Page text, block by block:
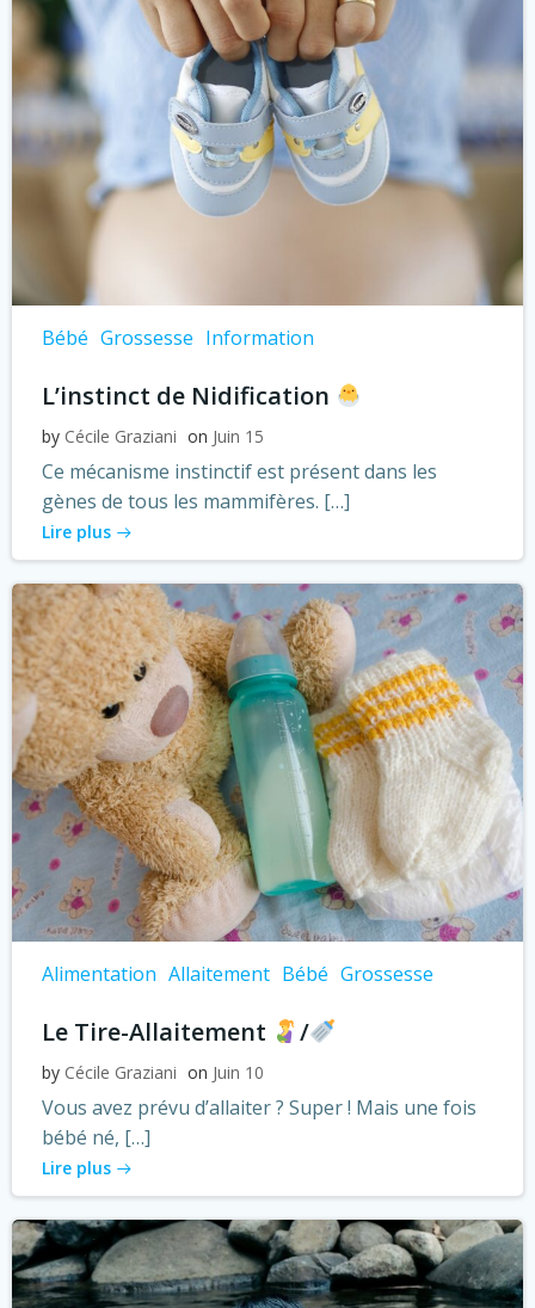
Bébé Grossesse Information
L’instinct de Nidification
by Cécile Graziani on Juin 15
Ce mécanisme instinctif est présent dans les
gènes de tous les mammifères. […]
Lire plus
Alimentation Allaitement Bébé Grossesse
Le Tire-Allaitement /
by Cécile Graziani on Juin 10
Vous avez prévu d’allaiter ? Super ! Mais une fois
bébé né, […]
Lire plus